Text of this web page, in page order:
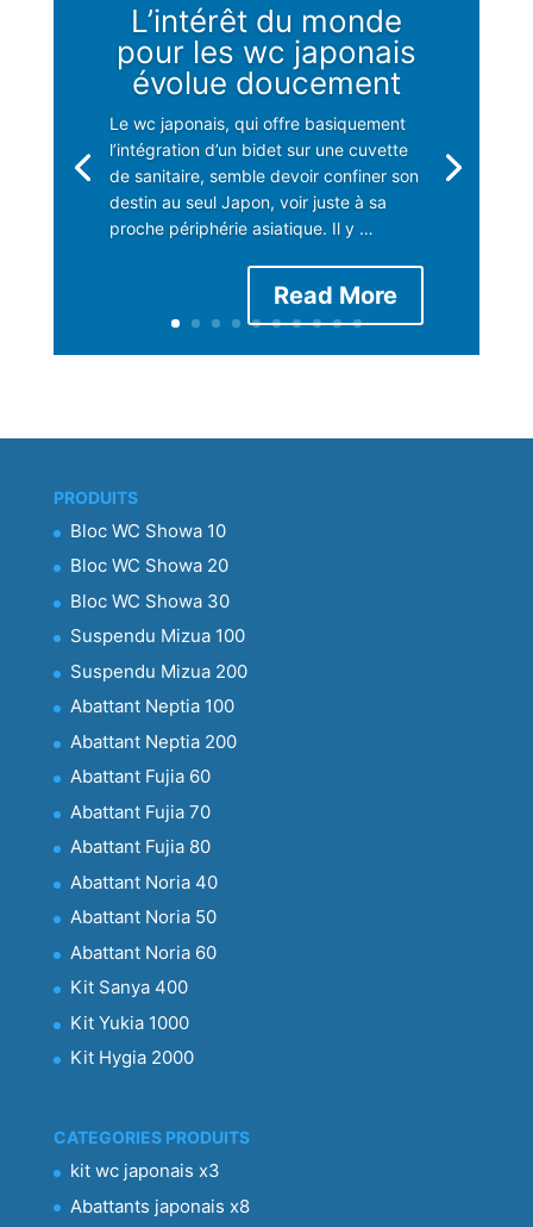
L’intérêt du monde
pour les wc japonais
évolue doucement
Le wc japonais, qui offre basiquement
l’intégration d’un bidet sur une cuvette
de sanitaire, semble devoir confiner son
destin au seul Japon, voir juste à sa
proche périphérie asiatique. Il y …
Read More
PRODUITS
Bloc WC Showa 10
Bloc WC Showa 20
Bloc WC Showa 30
Suspendu Mizua 100
Suspendu Mizua 200
Abattant Neptia 100
Abattant Neptia 200
Abattant Fujia 60
Abattant Fujia 70
Abattant Fujia 80
Abattant Noria 40
Abattant Noria 50
Abattant Noria 60
Kit Sanya 400
Kit Yukia 1000
Kit Hygia 2000
CATEGORIES PRODUITS
kit wc japonais x3
Abattants japonais x8